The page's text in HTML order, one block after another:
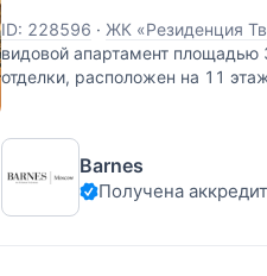
ID: 228596 · ЖК «Резиденция
видовой апартамент
отделки, расположен на 11
Barnes
Получена